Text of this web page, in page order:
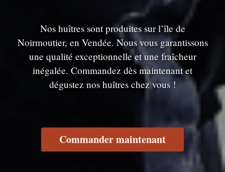
Nos huîtres sont produites sur l’île de
Noirmoutier, en Vendée. Nous vous garantissons
une qualité exceptionnelle et une fraîcheur
inégalée. Commandez dès maintenant et
dégustez nos huîtres chez vous !
Commander maintenant